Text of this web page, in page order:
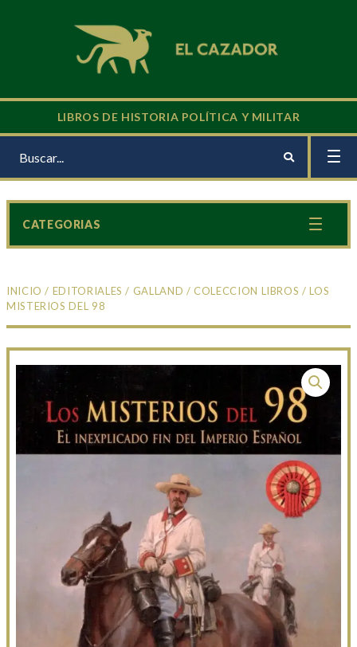
LIBROS DE HISTORIA POLÍTICA Y MILITAR
INICIO / EDITORIALES / GALLAND /COLECCION LIBROS / LOS
MISTERIOS DEL 98
CATEGORIAS